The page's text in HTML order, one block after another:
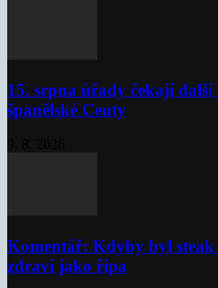
15. srpna úřady čekají
španělské Ceuty
Komentář: Kdyby byl steak
zdraví jako řípa